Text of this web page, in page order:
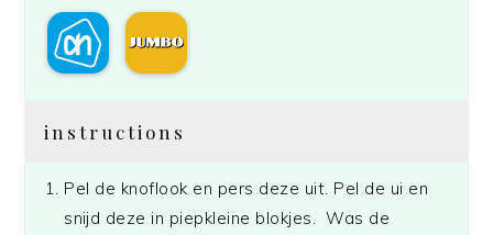
instructions
Pel de knoflook en pers deze uit. Pel de ui en
snijd deze in piepkleine blokjes. Was de